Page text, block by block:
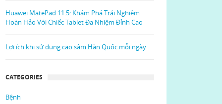
Huawei MatePad 11.5: Khám Phá Trải Nghiệm
Hoàn Hảo Với Chiếc Tablet Đa Nhiệm Đỉnh Cao
Lợi ích khi sử dụng cao sâm Hàn Quốc mỗi ngày
CATEGORIES
Bệnh